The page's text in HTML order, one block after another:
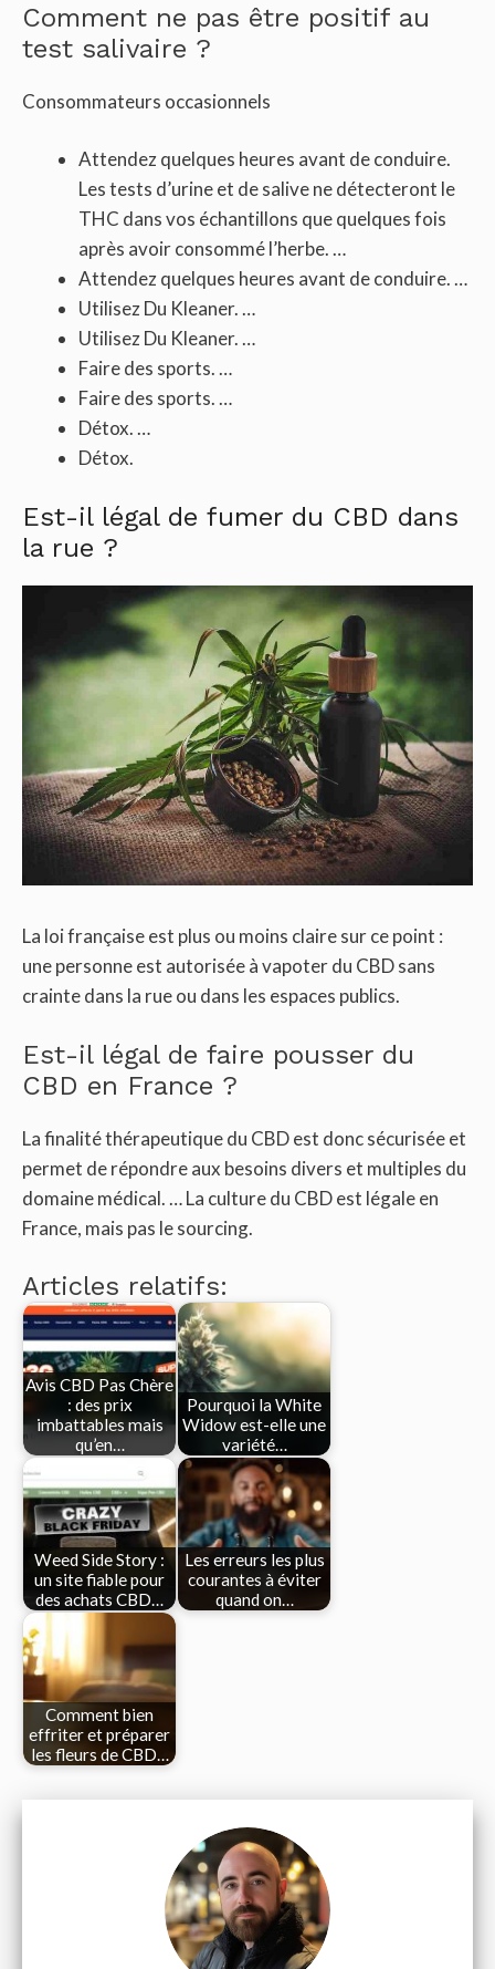
Comment ne pas être positif au
test salivaire ?
Consommateurs occasionnels
Attendez quelques heures avant de conduire.
Les tests d’urine et de salive ne détecteront le
THC dans vos échantillons que quelques fois
après avoir consommé l’herbe. …
Attendez quelques heures avant de conduire. …
Utilisez Du Kleaner. …
Utilisez Du Kleaner. …
Faire des sports. …
Faire des sports. …
Détox. …
Détox.
Est-il légal de fumer du CBD dans
la rue ?
La loi française est plus ou moins claire sur ce point :
une personne est autorisée à vapoter du CBD sans
crainte dans la rue ou dans les espaces publics.
Est-il légal de faire pousser du
CBD en France ?
La finalité thérapeutique du CBD est donc sécurisée et
permet de répondre aux besoins divers et multiples du
domaine médical. … La culture du CBD est légale en
France, mais pas le sourcing.
Articles relatifs:
Avis CBD Pas Chère
: des prix
imbattables mais
qu’en…
Pourquoi la White
Widow est-elle une
variété…
Weed Side Story :
un site fiable pour
des achats CBD…
Les erreurs les plus
courantes à éviter
quand on…
Comment bien
effriter et préparer
les fleurs de CBD…